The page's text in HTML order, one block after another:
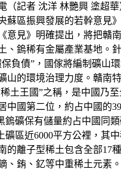
（記者 沈洋 林艷興 塗超
蘇區振興發展的若幹意見
意見》明確提出，將把贛
、鎢稀有金屬產業基地。
負債”，國傢將編制礦山
山的環境治理力度。贛南
土王國”之稱，是中國乃
中國第二位，約占中國的
鎢礦保有儲量約占中國同
礦區近6000平方公裡，其
的離子型稀土包含全部17
、銪、釔等中重稀土元素